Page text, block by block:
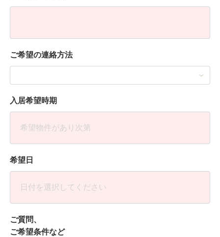
ご希望の連絡方法
入居希望時期
希望日
ご質問、
ご希望条件など